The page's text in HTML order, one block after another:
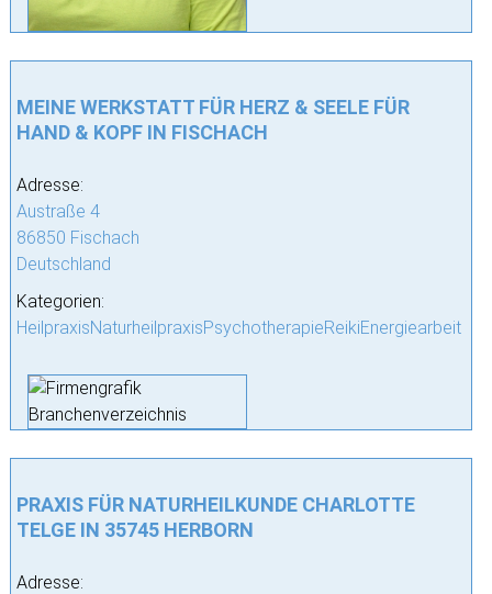
MEINE WERKSTATT FÜR HERZ & SEELE FÜR
HAND & KOPF IN FISCHACH
Adresse:
Austraße 4
86850 Fischach
Deutschland
Kategorien:
HeilpraxisNaturheilpraxisPsychotherapieReikiEnergiearbeit
PRAXIS FÜR NATURHEILKUNDE CHARLOTTE
TELGE IN 35745 HERBORN
Adresse: